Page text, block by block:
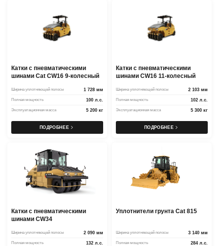
Катки с пневматическими
шинами Cat CW16 9-колесный
Ширина уплотняющей полосы 1 728 мм
Полная мощность 100 л.с.
Эксплуатационная масса 5 200 кг
ПОДРОБНЕЕ
Катки с пневматическими
шинами CW16 11-колесный
Ширина уплотняющей полосы 2 103 мм
Полная мощность 102 л.с.
Эксплуатационная масса 5 300 кг
ПОДРОБНЕЕ
Катки с пневматическими
шинами CW34
Ширина уплотняющей полосы 2 090 мм
Полная мощность 132 л.с.
Уплотнители грунта Cat 815
Ширина уплотняющей полосы 3 140 мм
Полная мощность 284 л.с.